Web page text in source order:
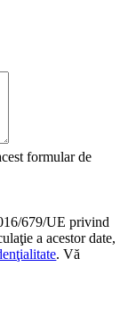
formular de
679/UE privind
a acestor date,
. Vă